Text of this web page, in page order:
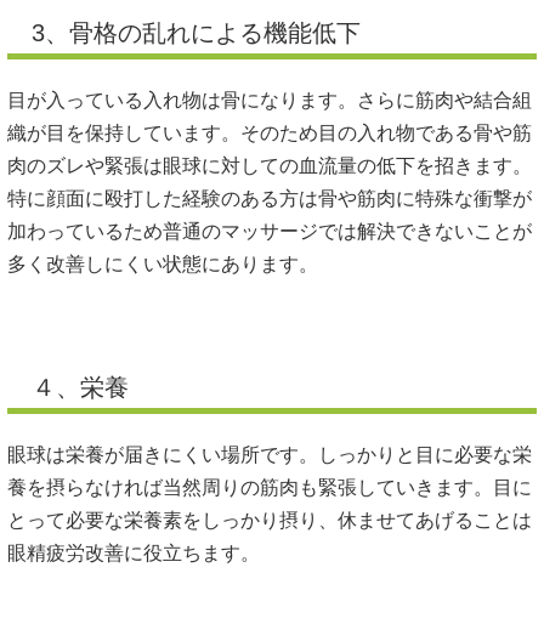
3、骨格の乱れによる機能低下
目が入っている入れ物は骨になります。さらに筋肉や結合組
織が目を保持しています。そのため目の入れ物である骨や筋
肉のズレや緊張は眼球に対しての血流量の低下を招きます。
特に顔面に殴打した経験のある方は骨や筋肉に特殊な衝撃が
加わっているため普通のマッサージでは解決できないことが
多く改善しにくい状態にあります。
４、栄養
眼球は栄養が届きにくい場所です。しっかりと目に必要な栄
養を摂らなければ当然周りの筋肉も緊張していきます。目に
とって必要な栄養素をしっかり摂り、休ませてあげることは
眼精疲労改善に役立ちます。